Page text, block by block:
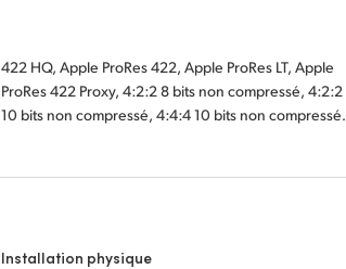
10 bits non compressé, 4:4:4 10 bits non compressé.
Installation physique